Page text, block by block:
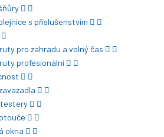
s příslušenstvím
pro zahradu a volný čas
profesionální
testery
okna